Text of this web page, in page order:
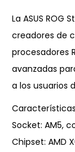
La ASUS
creadores de
procesadores
avanzadas
a los usuarios
Socket: AM5,
Chipset: AMD